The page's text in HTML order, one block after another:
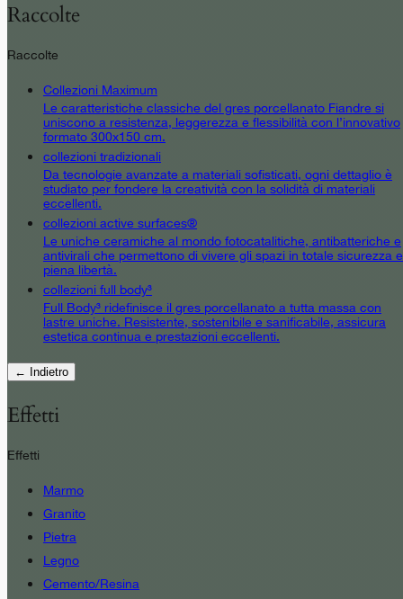
Raccolte
Raccolte
Collezioni Maximum
Le caratteristiche classiche del gres porcellanato Fiandre si
uniscono a resistenza, leggerezza e flessibilità con l’innovativo
formato 300x150 cm.
collezioni tradizionali
Da tecnologie avanzate a materiali sofisticati, ogni dettaglio è
studiato per fondere la creatività con la solidità di materiali
eccellenti.
collezioni active surfaces®
Le uniche ceramiche al mondo fotocatalitiche, antibatteriche e
antivirali che permettono di vivere gli spazi in totale sicurezza e
piena libertà.
collezioni full body³
Full Body³ ridefinisce il gres porcellanato a tutta massa con
lastre uniche. Resistente, sostenibile e sanificabile, assicura
estetica continua e prestazioni eccellenti.
← Indietro
Effetti
Effetti
Marmo
Granito
Pietra
Legno
Cemento/Resina